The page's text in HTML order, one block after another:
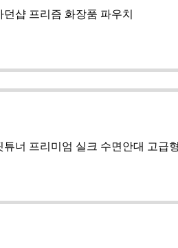
던샵 프리즘 화장품 파우치
튜너 프리미엄 실크 수면안대 고급